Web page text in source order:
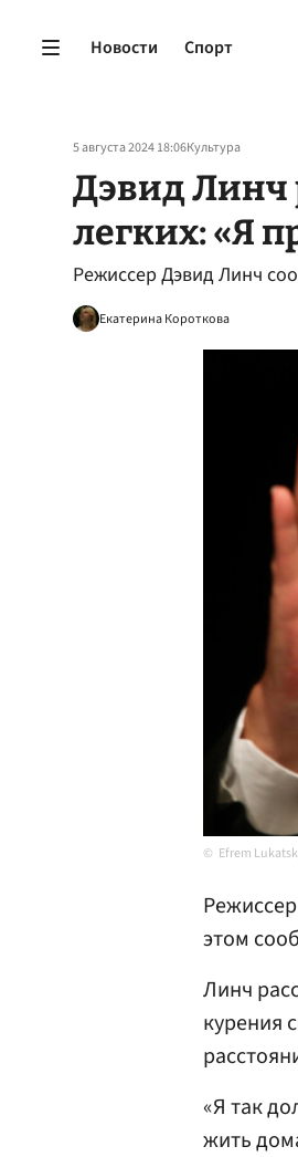
Новости Спорт
5 августа 2024 18:06Культура
Дэвид Линч
легких: «Я
Режиссер Дэвид Линч
Екатерина Короткова
Efrem
этом
Линч
курения
«Я так
жить